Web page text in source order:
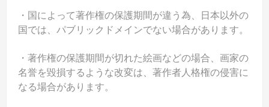
・国によって著作権の保護期間が違う為、日本以外の
国では、パブリックドメインでない場合があります。
・著作権の保護期間が切れた絵画などの場合、画家の
名誉を毀損するような改変は、著作者人格権の侵害に
なる場合があります。